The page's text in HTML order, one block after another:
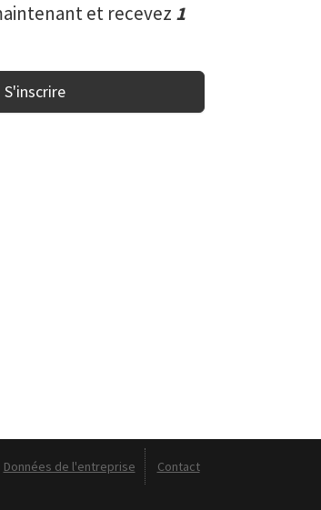
et recevez 1
S'inscrire
Données de l'entreprise Contact